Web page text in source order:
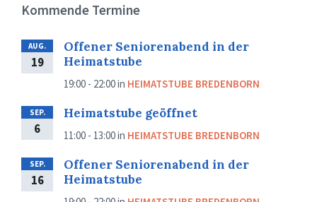
Kommende Termine
AUG.
19
Offener Seniorenabend in der
Heimatstube
19:00 - 22:00in HEIMATSTUBE BREDENBORN
SEP.
6
Heimatstube geöffnet
11:00 - 13:00in HEIMATSTUBE BREDENBORN
SEP.
16
Offener Seniorenabend in der
Heimatstube